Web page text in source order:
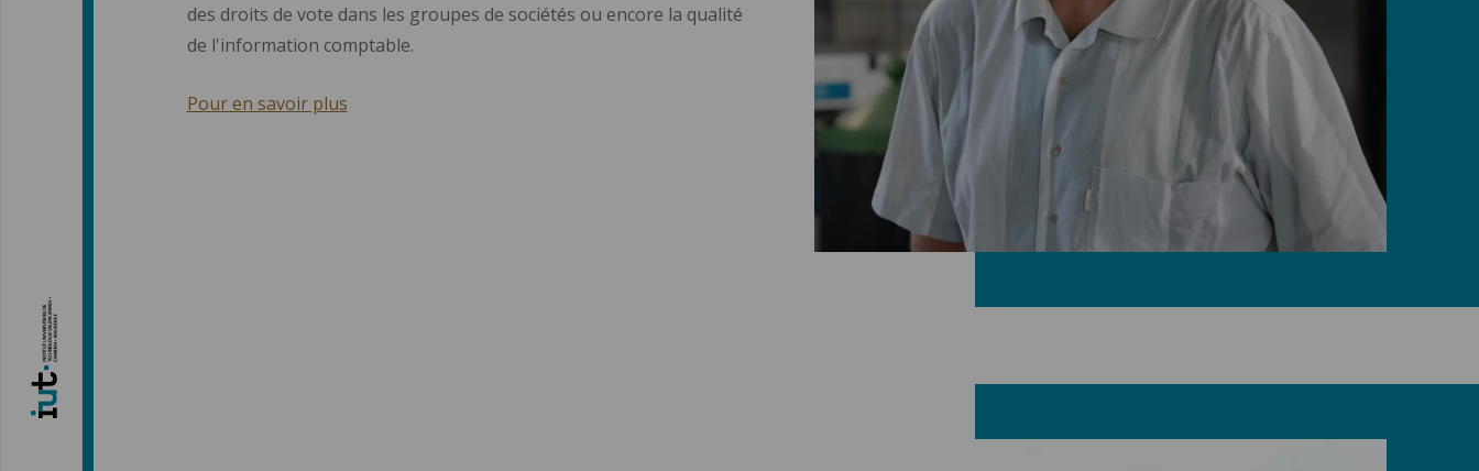
des droits de vote dans les groupes de sociétés ou encore la qualité
de l'information comptable.
Pour en savoir plus